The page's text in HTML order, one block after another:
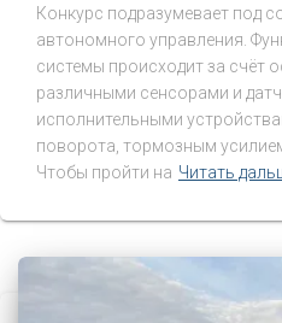
Конкурс подразумевает под
автономного управления.
системы происходит за счёт
различными сенсорами и
исполнительными
поворота, тормозным
Чтобы пройти на Читать